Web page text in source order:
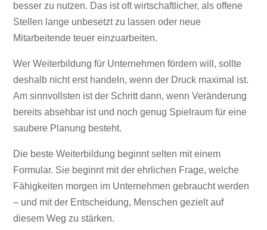
besser zu nutzen. Das ist oft wirtschaftlicher, als offene
Stellen lange unbesetzt zu lassen oder neue
Mitarbeitende teuer einzuarbeiten.
Wer Weiterbildung für Unternehmen fördern will, sollte
deshalb nicht erst handeln, wenn der Druck maximal ist.
Am sinnvollsten ist der Schritt dann, wenn Veränderung
bereits absehbar ist und noch genug Spielraum für eine
saubere Planung besteht.
Die beste Weiterbildung beginnt selten mit einem
Formular. Sie beginnt mit der ehrlichen Frage, welche
Fähigkeiten morgen im Unternehmen gebraucht werden
– und mit der Entscheidung, Menschen gezielt auf
diesem Weg zu stärken.